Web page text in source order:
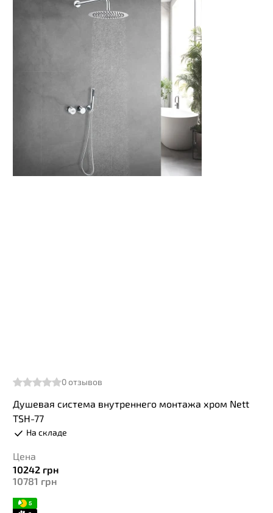
0отзывов
Душевая система внутреннего монтажа хром Nett
TSH-77
На складе
Цена
10242 грн
10781 грн